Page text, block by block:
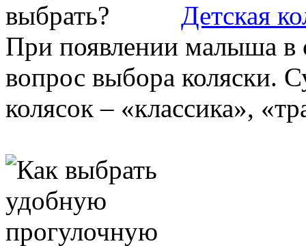
Детская
При появлении малыша в
вопрос выбора коляски.
колясок – «классика»,